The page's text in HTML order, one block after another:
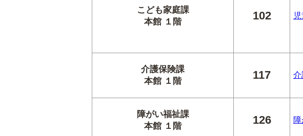
こども家庭課
本館 １階
102
介護保険課
本館 １階
117 介
障がい福祉課
本館 １階
126